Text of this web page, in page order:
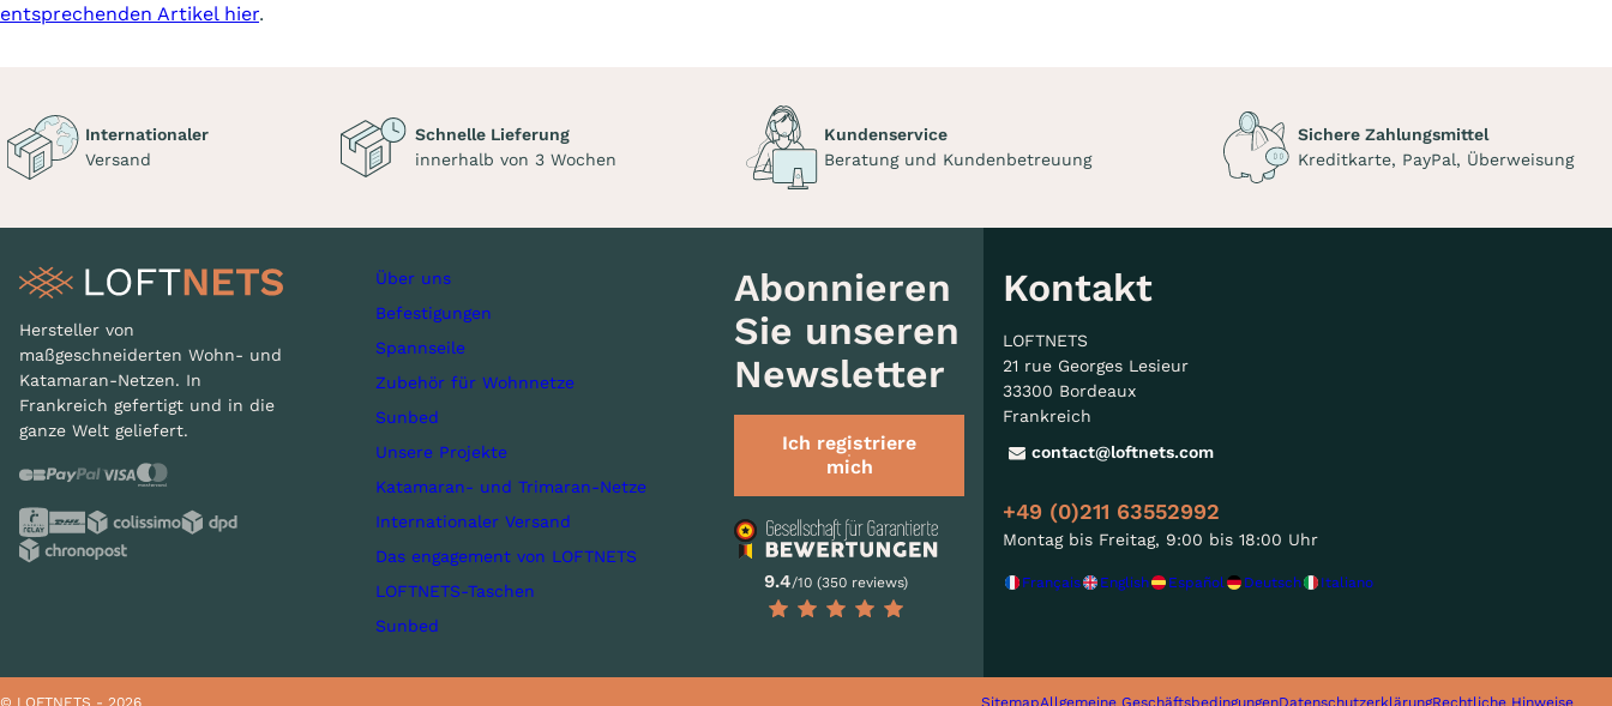
entsprechenden Artikel hier.
Internationaler
Versand
Schnelle Lieferung
innerhalb von 3 Wochen
Kundenservice
Beratung und Kundenbetreuung
Sichere Zahlungsmittel
Kreditkarte, PayPal, Überweisung
Hersteller von
maßgeschneiderten Wohn- und
Katamaran-Netzen. In
Frankreich gefertigt und in die
ganze Welt geliefert.
Über uns
Befestigungen
Spannseile
Zubehör für Wohnnetze
Sunbed
Unsere Projekte
Katamaran- und Trimaran-Netze
Internationaler Versand
Das engagement von LOFTNETS
LOFTNETS-Taschen
Sunbed
Abonnieren
Sie unseren
Newsletter
Ich registriere
mich
9.4/10 (350 reviews)
Kontakt
LOFTNETS
21 rue Georges Lesieur
33300 Bordeaux
Frankreich
contact@loftnets.com
+49 (0)211 63552992
Montag bis Freitag, 9:00 bis 18:00 Uhr
Français English Español Deutsch Italiano
© LOFTNETS - 2026 SitemapAllgemeine GeschäftsbedingungenDatenschutzerklärungRechtliche Hinweise